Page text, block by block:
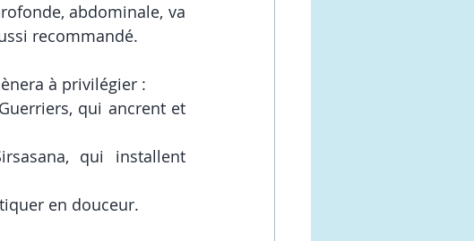
abdominale, va
recommandé.
à privilégier :
qui ancrent et
qui installent
en douceur.